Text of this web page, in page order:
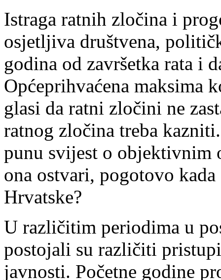
Istraga ratnih zločina i
osjetljiva društvena,
godina od završetka rata i
Općeprihvaćena maksima
glasi da ratni zločini ne
ratnog zločina treba
punu svijest o objektivnim
ona ostvari, pogotovo
Hrvatske?
U različitim periodima u
postojali su različiti
javnosti. Početne godine